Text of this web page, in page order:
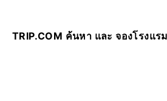
TRIP.COM ค้นหา และ จองโรงแร